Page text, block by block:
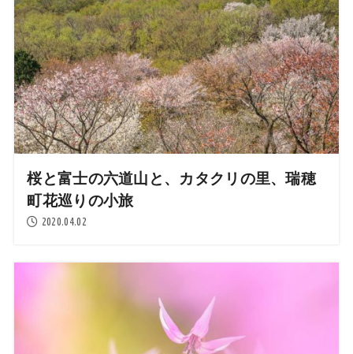
桜と富士の六道山と、カタクリの里、瑞穂
町花巡りの小旅
2020.04.02